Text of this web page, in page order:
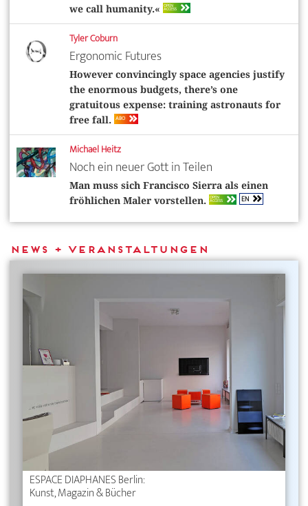
we call humanity.«
OPEN
ACCESS
Tyler Coburn
Ergonomic Futures
However convincingly space agencies justify
the enormous budgets, there’s one
gratuitous expense: training astronauts for
free fall. ABO
Michael Heitz
Noch ein neuer Gott in Teilen
Man muss sich Francisco Sierra als einen
fröhlichen Maler vorstellen. OPEN
ACCESS EN
News + Veranstaltungen
ESPACE DIAPHANES Berlin:
Kunst, Magazin & Bücher